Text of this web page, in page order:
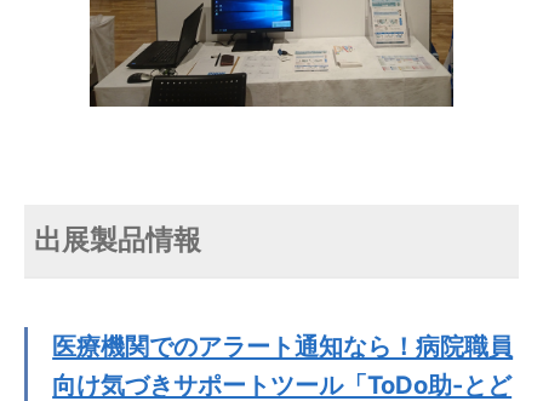
出展製品情報
医療機関でのアラート通知なら！病院職員
向け気づきサポートツール「ToDo助-とど